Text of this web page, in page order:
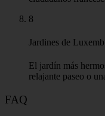
8
Jardines de
El jardín más
relajante paseo o
FAQ